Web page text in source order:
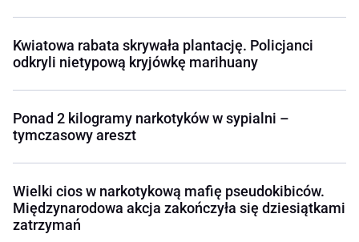
Kwiatowa rabata skrywała plantację. Policjanci
odkryli nietypową kryjówkę marihuany
Ponad 2 kilogramy narkotyków w sypialni –
tymczasowy areszt
Wielki cios w narkotykową mafię pseudokibiców.
Międzynarodowa akcja zakończyła się dziesiątkami
zatrzymań